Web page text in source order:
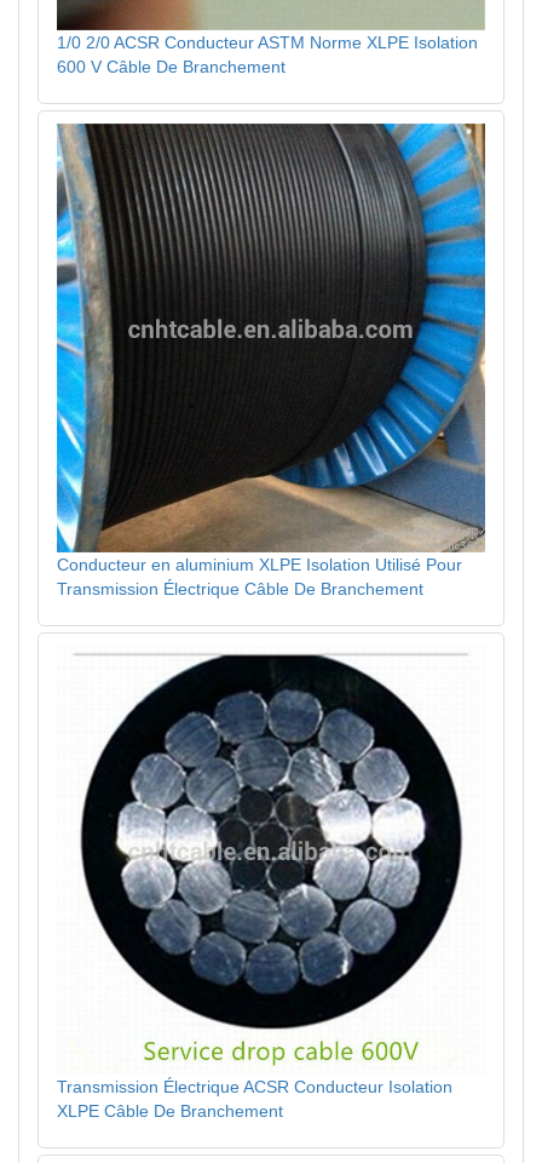
1/0 2/0 ACSR Conducteur ASTM Norme XLPE Isolation
600 V Câble De Branchement
Conducteur en aluminium XLPE Isolation Utilisé Pour
Transmission Électrique Câble De Branchement
Transmission Électrique ACSR Conducteur Isolation
XLPE Câble De Branchement